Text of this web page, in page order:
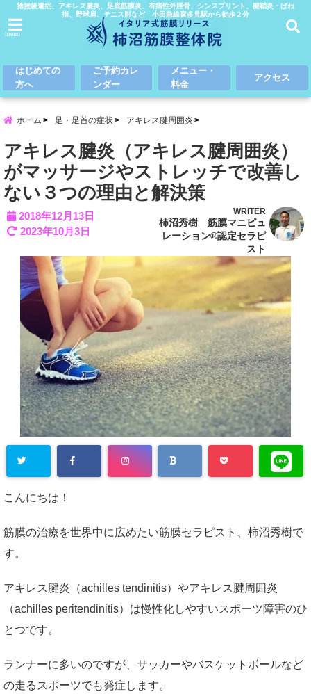
捻挫後遺症、アキレス腱炎、足底筋膜炎、有痛性外脛骨、シンスプリント、腱鞘炎・ばね
指、野球肩、テニス肘など 小田急線喜多見駅から徒歩２分
menu
はじめての
方へ
ご予約カレ
ンダー
メニュー・
料金
アクセス
ホーム 足・足首の症状 アキレス腱周囲炎
アキレス腱炎（アキレス腱周囲炎）
がマッサージやストレッチで改善し
ない３つの理由と解決策
2018年12月13日
2023年10月3日
WRITER
柿沼秀樹 筋膜マニピュ
レーション®認定セラピ
スト
こんにちは！
筋膜の治療を世界中に広めたい筋膜セラピスト、柿沼秀樹で
す。
アキレス腱炎（achilles tendinitis）やアキレス腱周囲炎
（achilles peritendinitis）は慢性化しやすいスポーツ障害のひ
とつです。
ランナーに多いのですが、サッカーやバスケットボールなど
の走るスポーツでも発症します。